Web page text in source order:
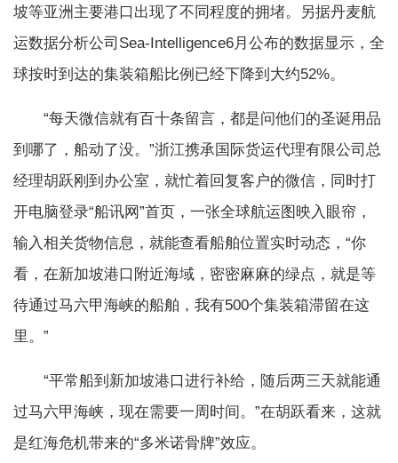
坡等亚洲主要港口出现了不同程度的拥堵。另据丹麦航
运数据分析公司Sea-Intelligence6月公布的数据显示，全
球按时到达的集装箱船比例已经下降到大约52%。
“每天微信就有百十条留言，都是问他们的圣诞用品
到哪了，船动了没。”浙江携承国际货运代理有限公司总
经理胡跃刚到办公室，就忙着回复客户的微信，同时打
开电脑登录“船讯网”首页，一张全球航运图映入眼帘，
输入相关货物信息，就能查看船舶位置实时动态，“你
看，在新加坡港口附近海域，密密麻麻的绿点，就是等
待通过马六甲海峡的船舶，我有500个集装箱滞留在这
里。”
“平常船到新加坡港口进行补给，随后两三天就能通
过马六甲海峡，现在需要一周时间。”在胡跃看来，这就
是红海危机带来的“多米诺骨牌”效应。